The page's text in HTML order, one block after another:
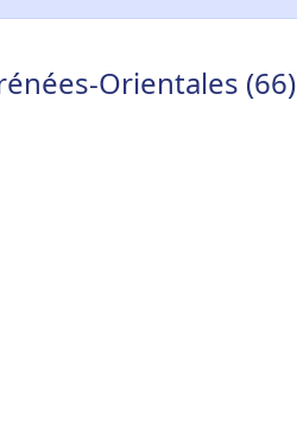
Orientales (66)